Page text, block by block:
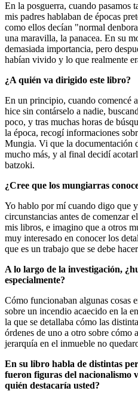
En la posguerra, cuando pasamos
mis padres hablaban de épocas
como ellos decían "normal
una maravilla, la panacea. En su
demasiada importancia, pero
habían vivido y lo que realmente
¿A quién va dirigido este libro?
En un principio, cuando comencé
hice sin contárselo a nadie,
poco, y tras muchas horas de
la época, recogí informaciones
Mungia. Vi que la documentación
mucho más, y al final decidí
batzoki.
¿Cree que los mungiarras
Yo hablo por mí cuando digo que
circunstancias antes de comenzar
mis libros, e imagino que a otros
muy interesado en conocer los
que es un trabajo que se debe
A lo largo de la investigación,
especialmente?
Cómo funcionaban algunas cosas
sobre un incendio acaecido en la
la que se detallaba cómo las
órdenes de uno a otro sobre cómo
jerarquía en el inmueble no
En su libro habla de distintas
fueron figuras del nacionalismo
quién destacaría usted?